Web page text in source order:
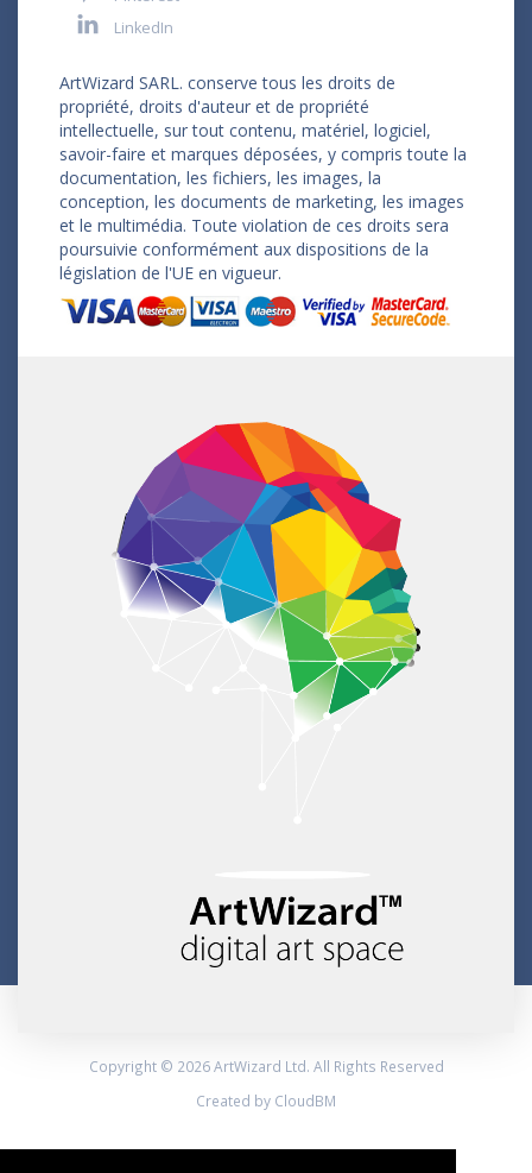
LinkedIn
ArtWizard SARL. conserve tous les droits de
propriété, droits d'auteur et de propriété
intellectuelle, sur tout contenu, matériel, logiciel,
savoir-faire et marques déposées, y compris toute la
documentation, les fichiers, les images, la
conception, les documents de marketing, les images
et le multimédia. Toute violation de ces droits sera
poursuivie conformément aux dispositions de la
législation de l'UE en vigueur.
Copyright © 2026 ArtWizard Ltd. All Rights Reserved
Created by CloudBM